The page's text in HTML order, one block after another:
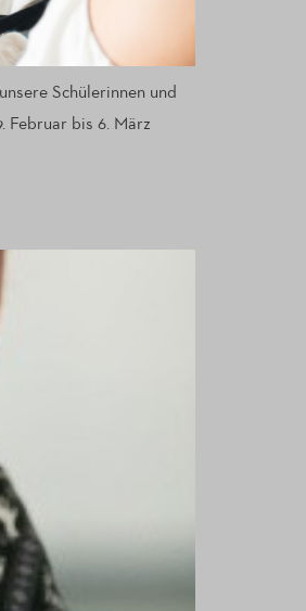
Schülerinnen und
Februar bis 6. März